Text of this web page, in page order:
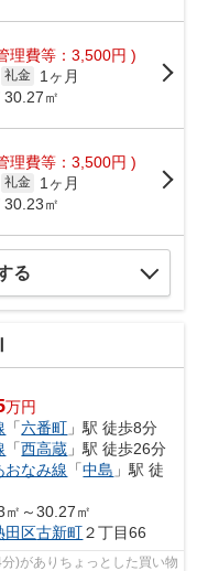
理費等：3,500円 )
礼金
1ヶ月
30.27㎡
理費等：3,500円 )
礼金
1ヶ月
30.23㎡
る
万円
「六番町 」駅 徒歩8分
「西高蔵 」駅 徒歩26分
おなみ線 「中島 」駅 徒
～30.27㎡
田区古新町２丁目66
)がありちょっとした買い物